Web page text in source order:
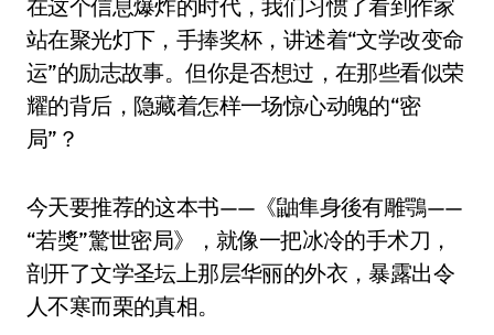
在这个信息爆炸的时代，我们习惯了看到作家
站在聚光灯下，手捧奖杯，讲述着“文学改变命
运”的励志故事。但你是否想过，在那些看似荣
耀的背后，隐藏着怎样一场惊心动魄的“密
局”？
今天要推荐的这本书——《鼬隼身後有雕鶚——
“若獎”驚世密局》，就像一把冰冷的手术刀，
剖开了文学圣坛上那层华丽的外衣，暴露出令
人不寒而栗的真相。